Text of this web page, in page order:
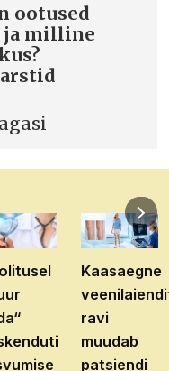
ootused
milline
Kaasaegne
ravi
muudab
patsiendi